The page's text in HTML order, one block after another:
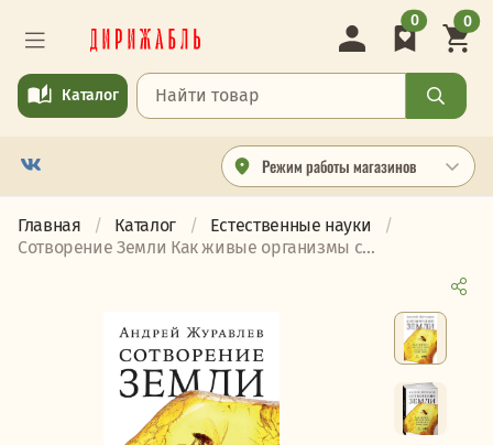
Режим работы магазинов
Каталог
0 0
Главная Каталог
Естественные науки
Сотворение Земли Как живые организмы с...